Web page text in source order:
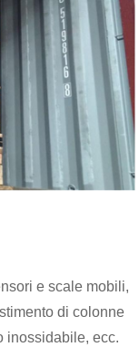
e scale mobili,
di colonne
inossidabile, ecc.